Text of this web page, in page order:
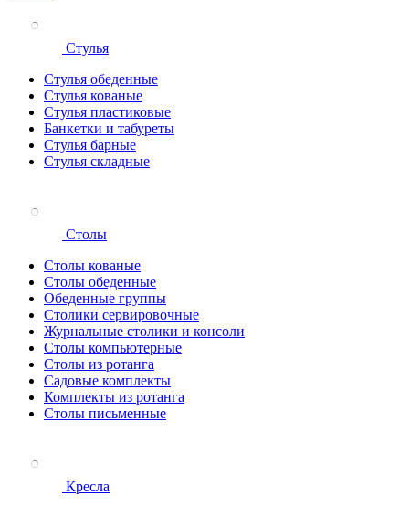
Стулья
Стулья обеденные
Стулья кованые
Стулья пластиковые
Банкетки и табуреты
Стулья барные
Стулья складные
Столы
Столы кованые
Столы обеденные
Обеденные группы
Столики сервировочные
Журнальные столики и консоли
Столы компьютерные
Столы из ротанга
Садовые комплекты
Комплекты из ротанга
Столы письменные
Кресла